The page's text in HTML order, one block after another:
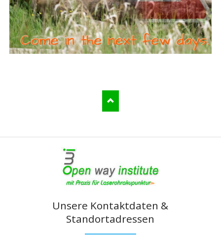
Unsere Kontaktdaten &
Standortadressen